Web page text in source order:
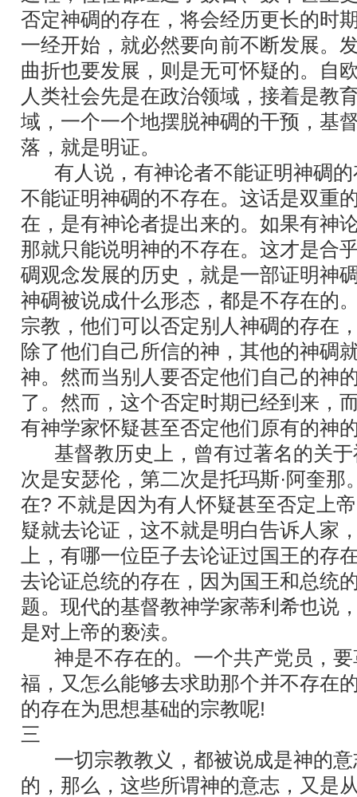
否定神碉的存在，将会经历更长的时
一经开始，就必然要向前不断发展。
曲折也要发展，则是无可怀疑的。自
人类社会先是在政治领域，接着是教
域，一个一个地摆脱神碉的干预，基
落，就是明证。
有人说，有神论者不能证明神碉的
不能证明神碉的不存在。这话是双重
在，是有神论者提出来的。如果有神
那就只能说明神的不存在。这才是合
碉观念发展的历史，就是一部证明神
神碉被说成什么形态，都是不存在的
宗教，他们可以否定别人神碉的存在
除了他们自己所信的神，其他的神碉
神。然而当别人要否定他们自己的神
了。然而，这个否定时期已经到来，
有神学家怀疑甚至否定他们原有的神
基督教历史上，曾有过著名的关于
次是安瑟伦，第二次是托玛斯·阿奎那
在? 不就是因为有人怀疑甚至否定上
疑就去论证，这不就是明白告诉人家
上，有哪一位臣子去论证过国王的存
去论证总统的存在，因为国王和总统
题。现代的基督教神学家蒂利希也说
是对上帝的亵渎。
神是不存在的。一个共产党员，要
福，又怎么能够去求助那个并不存在
的存在为思想基础的宗教呢!
三
一切宗教教义，都被说成是神的意
的，那么，这些所谓神的意志，又是